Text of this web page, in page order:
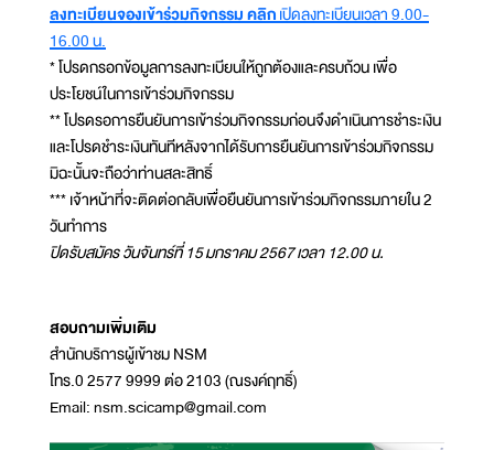
ลงทะเบียนจองเข้าร่วมกิจกรรม คลิกเปิดลงทะเบียนเวลา 9.00-
16.00 น.
* โปรดกรอกข้อมูลการลงทะเบียนให้ถูกต้องและครบถ้วน เพื่อ
ประโยชน์ในการเข้าร่วมกิจกรรม
** โปรดรอการยืนยันการเข้าร่วมกิจกรรมก่อนจึงดำเนินการชำระเงิน
และโปรดชำระเงินทันทีหลังจากได้รับการยืนยันการเข้าร่วมกิจกรรม
มิฉะนั้นจะถือว่าท่านสละสิทธิ์
*** เจ้าหน้าที่จะติดต่อกลับเพื่อยืนยันการเข้าร่วมกิจกรรมภายใน 2
วันทำการ
ปิดรับสมัคร วันจันทร์ที่ 15 มกราคม 2567 เวลา 12.00 น.
สอบถามเพิ่มเติม
สำนักบริการผู้เข้าชม NSM
โทร.0 2577 9999 ต่อ 2103 (ณรงค์ฤทธิ์)
Email: nsm.scicamp@gmail.com